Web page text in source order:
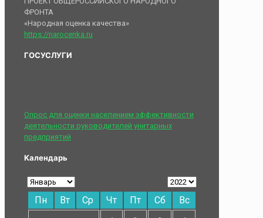
ФРОНТА
«Народная оценка качества»
https://narocenka.ru
ГОСУСЛУГИ
Опрос для оценки населением эффективности
деятельности руководителей унитарных
предприятий
Календарь
Пн Вт Ср Чт Пт Сб Вс